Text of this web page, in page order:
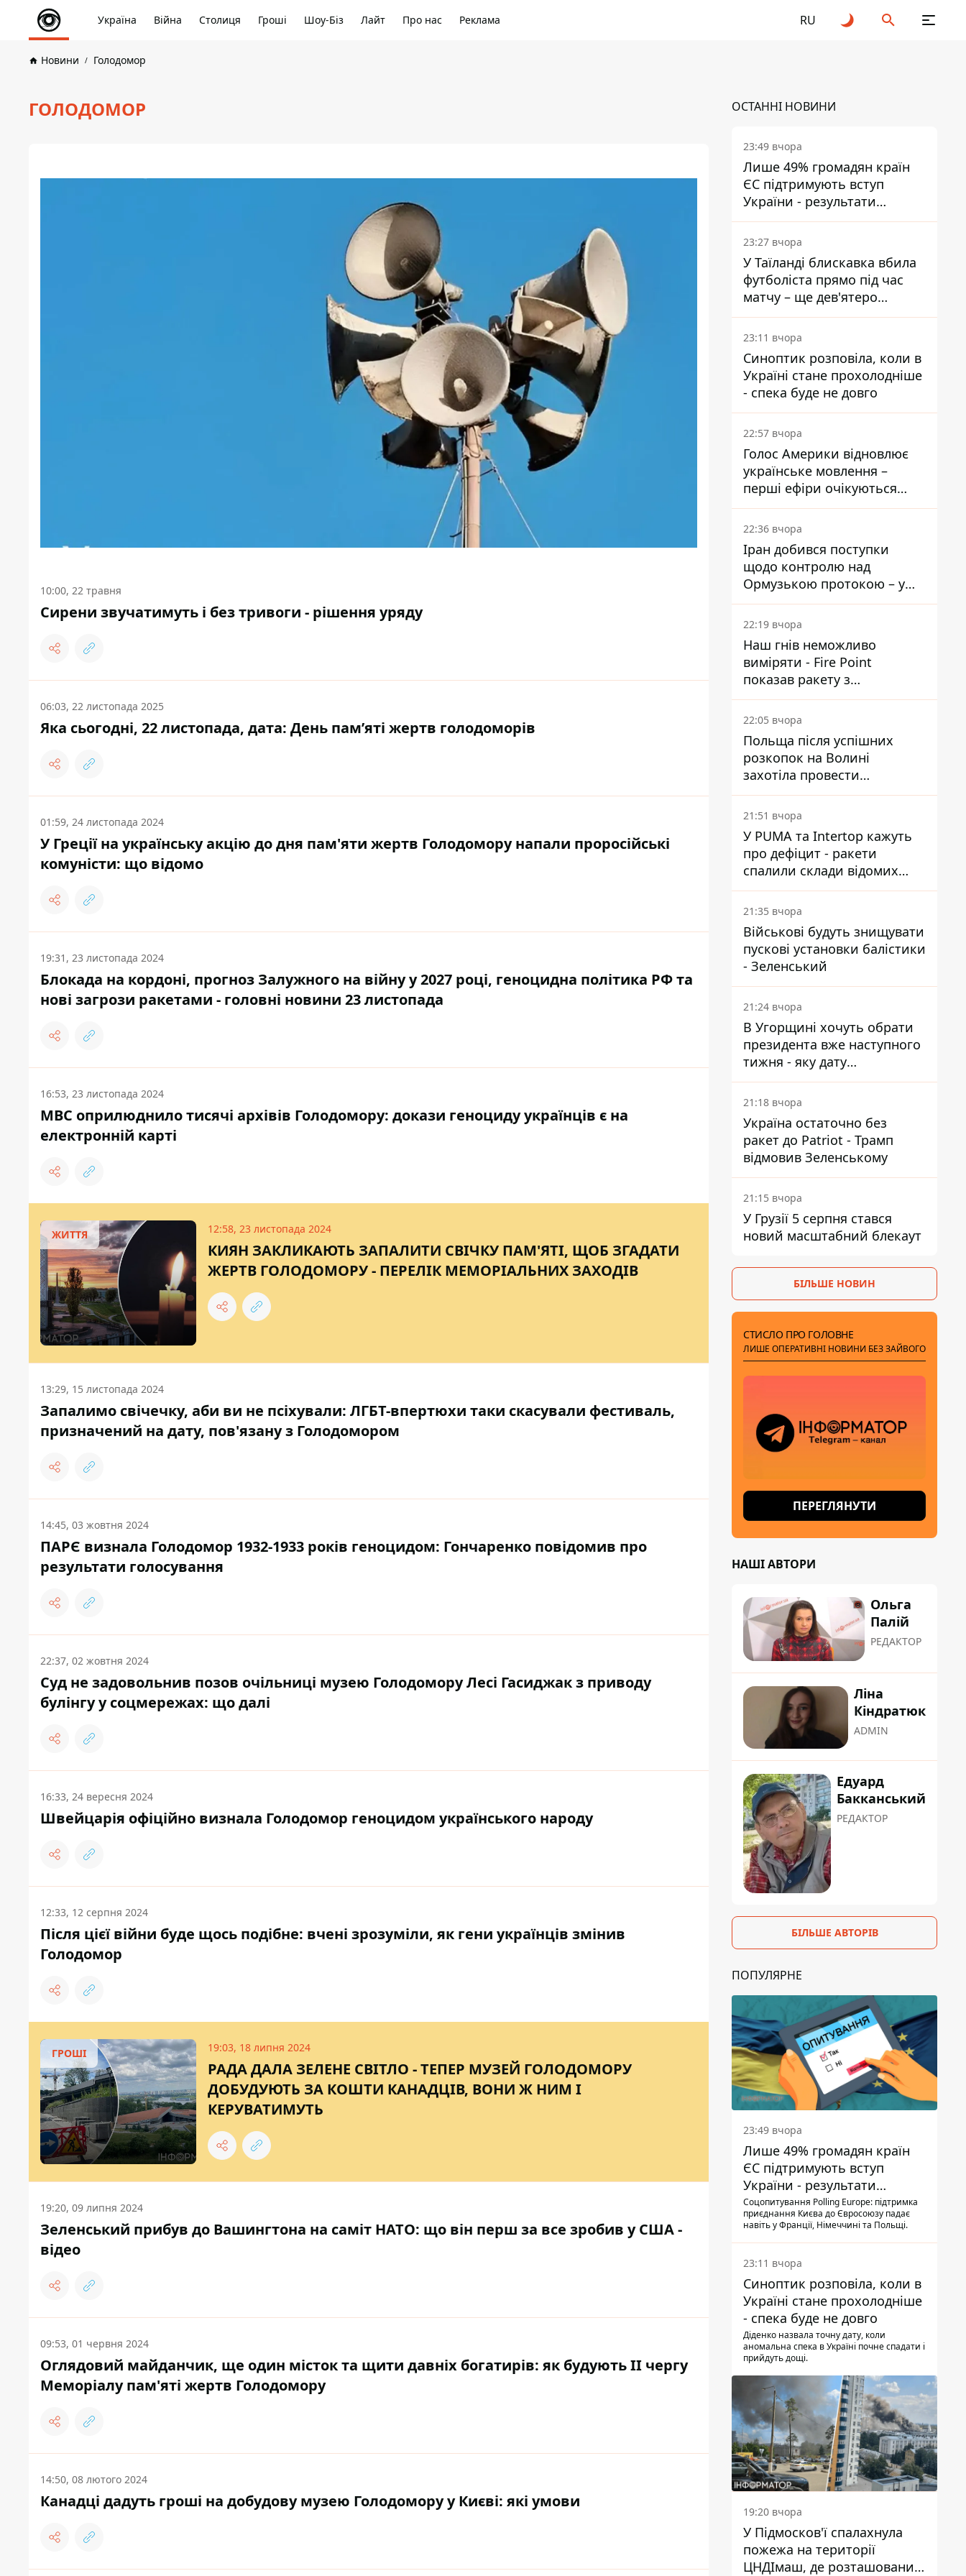
Україна Війна Столиця Гроші Шоу-Біз Лайт Про нас Реклама RU
Новини Голодомор
ГОЛОДОМОР
10:00, 22 травня
Сирени звучатимуть і без тривоги - рішення уряду
06:03, 22 листопада 2025
Яка сьогодні, 22 листопада, дата: День пам’яті жертв голодоморів
01:59, 24 листопада 2024
У Греції на українську акцію до дня пам'яти жертв Голодомору напали проросійські
комуністи: що відомо
19:31, 23 листопада 2024
Блокада на кордоні, прогноз Залужного на війну у 2027 році, геноцидна політика РФ та
нові загрози ракетами - головні новини 23 листопада
16:53, 23 листопада 2024
МВС оприлюднило тисячі архівів Голодомору: докази геноциду українців є на
електронній карті
ЖИТТЯ 12:58, 23 листопада 2024
КИЯН ЗАКЛИКАЮТЬ ЗАПАЛИТИ СВІЧКУ ПАМ'ЯТІ, ЩОБ ЗГАДАТИ
ЖЕРТВ ГОЛОДОМОРУ - ПЕРЕЛІК МЕМОРІАЛЬНИХ ЗАХОДІВ
13:29, 15 листопада 2024
Запалимо свічечку, аби ви не псіхували: ЛГБТ-впертюхи таки скасували фестиваль,
призначений на дату, пов'язану з Голодомором
14:45, 03 жовтня 2024
ПАРЄ визнала Голодомор 1932-1933 років геноцидом: Гончаренко повідомив про
результати голосування
22:37, 02 жовтня 2024
Суд не задовольнив позов очільниці музею Голодомору Лесі Гасиджак з приводу
булінгу у соцмережах: що далі
16:33, 24 вересня 2024
Швейцарія офіційно визнала Голодомор геноцидом українського народу
12:33, 12 серпня 2024
Після цієї війни буде щось подібне: вчені зрозуміли, як гени українців змінив
Голодомор
ГРОШІ 19:03, 18 липня 2024
РАДА ДАЛА ЗЕЛЕНЕ СВІТЛО - ТЕПЕР МУЗЕЙ ГОЛОДОМОРУ
ДОБУДУЮТЬ ЗА КОШТИ КАНАДЦІВ, ВОНИ Ж НИМ І
КЕРУВАТИМУТЬ
19:20, 09 липня 2024
Зеленський прибув до Вашингтона на саміт НАТО: що він перш за все зробив у США -
відео
09:53, 01 червня 2024
Оглядовий майданчик, ще один місток та щити давніх богатирів: як будують ІІ чергу
Меморіалу пам'яті жертв Голодомору
14:50, 08 лютого 2024
Канадці дадуть гроші на добудову музею Голодомору у Києві: які умови
ОСТАННІ НОВИНИ
23:49 вчора
Лише 49% громадян країн
ЄС підтримують вступ
України - результати
опитування
23:27 вчора
У Таїланді блискавка вбила
футболіста прямо під час
матчу – ще дев'ятеро
постраждали
23:11 вчора
Синоптик розповіла, коли в
Україні стане прохолодніше
- спека буде не довго
22:57 вчора
Голос Америки відновлює
українське мовлення –
перші ефіри очікуються
наступного тижня
22:36 вчора
Іран добився поступки
щодо контролю над
Ормузькою протокою – у
Reuters розкрили деталі
22:19 вчора
Наш гнів неможливо
виміряти - Fire Point
показав ракету з
загадковою позначкою 723
22:05 вчора
Польща після успішних
розкопок на Волині
захотіла провести
ексгумацію у нових місцях
21:51 вчора
У PUMA та Intertop кажуть
про дефіцит - ракети
спалили склади відомих
брендів
21:35 вчора
Військові будуть знищувати
пускові установки балістики
- Зеленський
21:24 вчора
В Угорщині хочуть обрати
президента вже наступного
тижня - яку дату
пропонують
21:18 вчора
Україна остаточно без
ракет до Patriot - Трамп
відмовив Зеленському
21:15 вчора
У Грузії 5 серпня стався
новий масштабний блекаут
БІЛЬШЕ НОВИН
СТИСЛО ПРО ГОЛОВНЕ
ЛИШЕ ОПЕРАТИВНІ НОВИНИ БЕЗ ЗАЙВОГО
ПЕРЕГЛЯНУТИ
НАШІ АВТОРИ
Ольга
Палій
РЕДАКТОР
Ліна
Кіндратюк
ADMIN
Едуард
Бакканський
РЕДАКТОР
БІЛЬШЕ АВТОРІВ
ПОПУЛЯРНЕ
23:49 вчора
Лише 49% громадян країн
ЄС підтримують вступ
України - результати
опитування
Соцопитування Polling Europe: підтримка
приєднання Києва до Євросоюзу падає
навіть у Франції, Німеччині та Польщі.
23:11 вчора
Синоптик розповіла, коли в
Україні стане прохолодніше
- спека буде не довго
Діденко назвала точну дату, коли
аномальна спека в Україні почне спадати і
прийдуть дощі.
19:20 вчора
У Підмосков'ї спалахнула
пожежа на території
ЦНДІмаш, де розташований